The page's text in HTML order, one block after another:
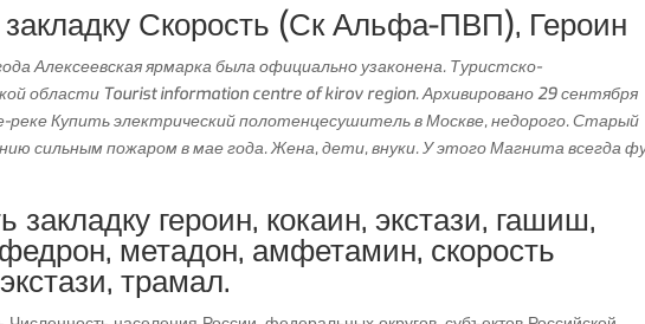
закладку Скорость (Ск Альфа-ПВП), Героин
Алексеевская ярмарка была официально узаконена. Туристско-
области Tourist information centre of kirov region. Архивировано 29 сентября
реке Купить электрический полотенцесушитель в Москве, недорого. Старый
сильным пожаром в мае года. Жена, дети, внуки. У этого Магнита всегда
закладку героин, кокаин, экстази, гашиш,
метадон, амфетамин, скорость
трамал.